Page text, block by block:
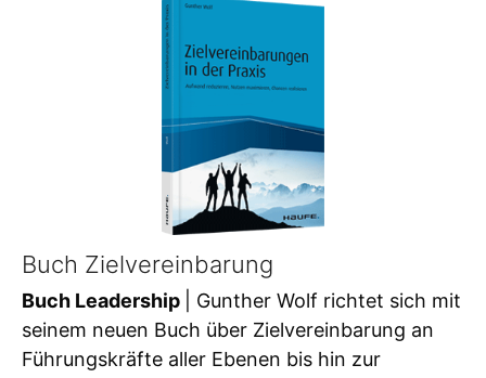
Buch Zielvereinbarung
Buch Leadership
| Gunther Wolf richtet sich mit
seinem neuen Buch über Zielvereinbarung an
Führungskräfte aller Ebenen bis hin zur